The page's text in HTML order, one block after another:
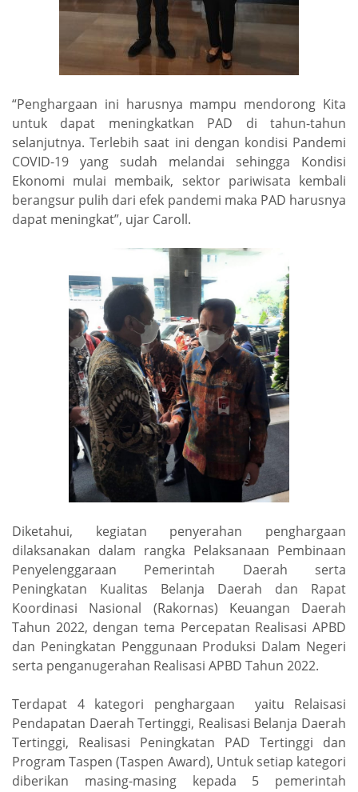
“Penghargaan ini harusnya mampu mendorong Kita
untuk dapat meningkatkan PAD di tahun-tahun
selanjutnya. Terlebih saat ini dengan kondisi Pandemi
COVID-19 yang sudah melandai sehingga Kondisi
Ekonomi mulai membaik, sektor pariwisata kembali
berangsur pulih dari efek pandemi maka PAD harusnya
dapat meningkat”, ujar Caroll.
Diketahui, kegiatan penyerahan penghargaan
dilaksanakan dalam rangka Pelaksanaan Pembinaan
Penyelenggaraan Pemerintah Daerah serta
Peningkatan Kualitas Belanja Daerah dan Rapat
Koordinasi Nasional (Rakornas) Keuangan Daerah
Tahun 2022, dengan tema Percepatan Realisasi APBD
dan Peningkatan Penggunaan Produksi Dalam Negeri
serta penganugerahan Realisasi APBD Tahun 2022.
Terdapat 4 kategori penghargaan yaitu Relaisasi
Pendapatan Daerah Tertinggi, Realisasi Belanja Daerah
Tertinggi, Realisasi Peningkatan PAD Tertinggi dan
Program Taspen (Taspen Award), Untuk setiap kategori
diberikan masing-masing kepada 5 pemerintah